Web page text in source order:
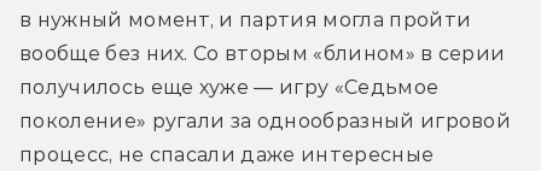
в нужный момент, и партия могла пройти
вообще без них. Со вторым «блином» в серии
получилось еще хуже — игру «Седьмое
поколение» ругали за однообразный игровой
процесс, не спасали даже интересные